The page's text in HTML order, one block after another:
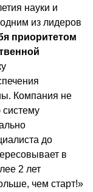
науки и
из лидеров
приоритетом
Компания не
систему
до
в
2 лет
чем старт!»